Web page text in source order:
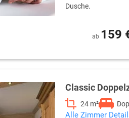
Dusche.
ab 159
Classic
24 m²
Alle Zimmer